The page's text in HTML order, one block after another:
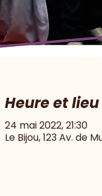
Heure et lieu
24 mai 2022, 21:30
Le Bijou, 123 Av. de